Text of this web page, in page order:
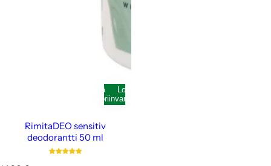
Lisää
ostoskoriin
Loppunut
varastosta
RimitaDEO sensitiv
deodorantti 50 ml